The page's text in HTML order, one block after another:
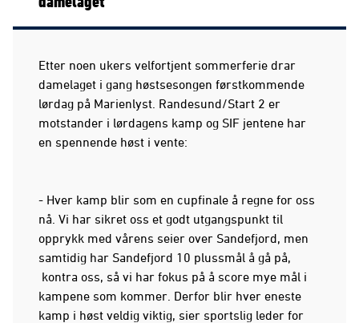
Etter noen ukers velfortjent sommerferie drar
damelaget i gang høstsesongen førstkommende
lørdag på Marienlyst. Randesund/Start 2 er
motstander i lørdagens kamp og SIF jentene har
en spennende høst i vente:
- Hver kamp blir som en cupfinale å regne for oss
nå. Vi har sikret oss et godt utgangspunkt til
opprykk med vårens seier over Sandefjord, men
samtidig har Sandefjord 10 plussmål å gå på,
kontra oss, så vi har fokus på å score mye mål i
kampene som kommer. Derfor blir hver eneste
kamp i høst veldig viktig, sier sportslig leder for